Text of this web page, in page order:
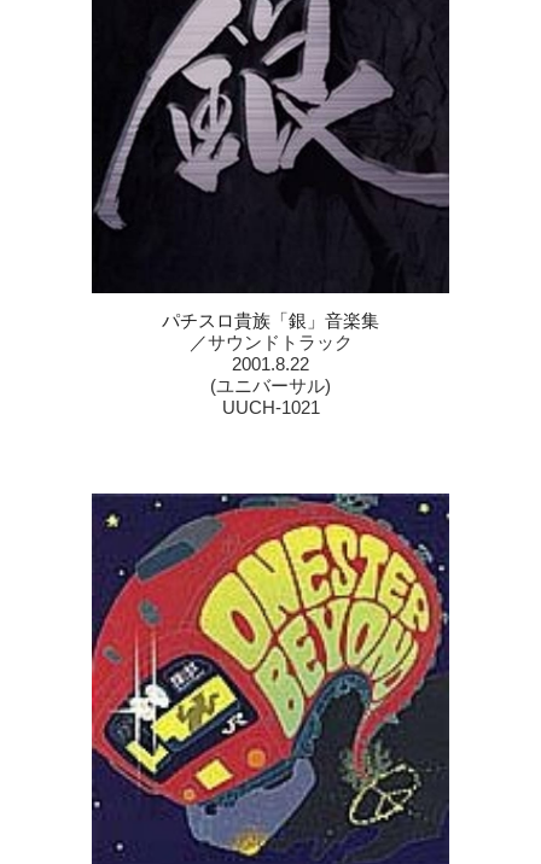
パチスロ貴族「銀」音楽集
／サウンドトラック
2001.8.22
(ユニバーサル)
UUCH-1021